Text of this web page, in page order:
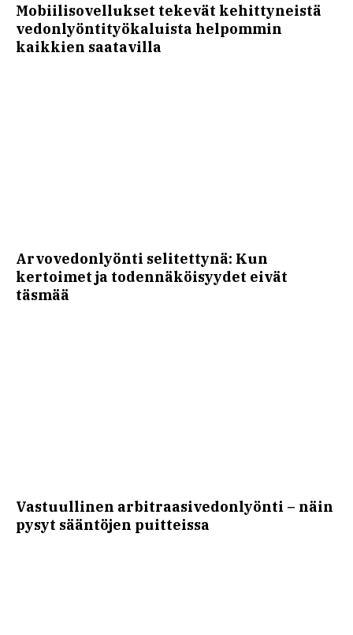
Mobiilisovellukset tekevät kehittyneistä
vedonlyöntityökaluista helpommin
kaikkien saatavilla
Arvovedonlyönti selitettynä: Kun
kertoimet ja todennäköisyydet eivät
täsmää
Vastuullinen arbitraasivedonlyönti – näin
pysyt sääntöjen puitteissa